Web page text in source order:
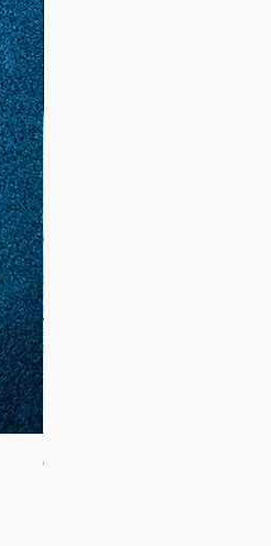
Coltello Sardo "Knife Sardinia":